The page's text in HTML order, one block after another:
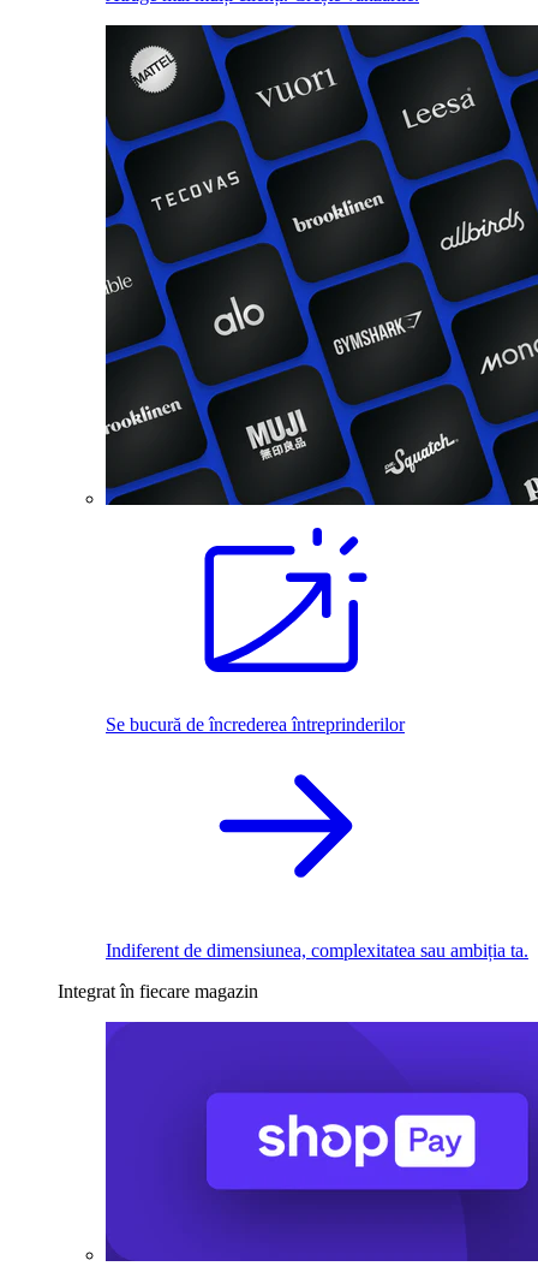
Se bucură de încrederea întreprinderilor
Indiferent de dimensiunea, complexitatea sau ambiția ta.
Integrat în fiecare magazin